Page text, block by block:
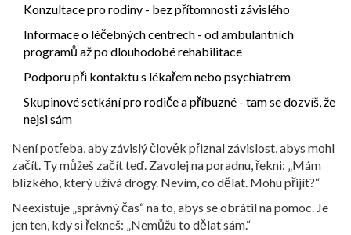
Konzultace pro rodiny - bez přítomnosti závislého
Informace o léčebných centrech - od ambulantních
programů až po dlouhodobé rehabilitace
Podporu při kontaktu s lékařem nebo psychiatrem
Skupinové setkání pro rodiče a příbuzné - tam se dozvíš, že
nejsi sám
Není potřeba, aby závislý člověk přiznal závislost, abys mohl
začít. Ty můžeš začít teď. Zavolej na poradnu, řekni: „Mám
blízkého, který užívá drogy. Nevím, co dělat. Mohu přijít?“
Neexistuje „správný čas“ na to, abys se obrátil na pomoc. Je
jen ten, kdy si řekneš: „Nemůžu to dělat sám.“